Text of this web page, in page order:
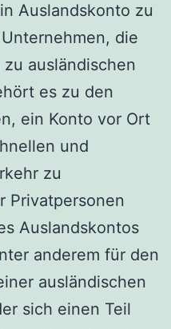
Auslandskonto zu
die
ausländischen
es zu den
ein Konto vor Ort
und
zu
Privatpersonen
Auslandskontos
anderem für den
ausländischen
sich einen Teil